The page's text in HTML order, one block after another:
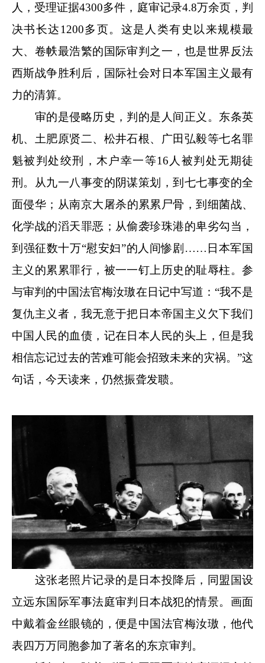
人，受理证据4300多件，庭审记录4.8万余页，判
决书长达1200多页。这是人类有史以来规模最
大、卷帙最浩繁的国际审判之一，也是世界反法
西斯战争胜利后，国际社会对日本军国主义最有
力的清算。
审的是侵略历史，判的是人间正义。东条英
机、土肥原贤二、松井石根、广田弘毅等七名罪
魁被判处绞刑，木户幸一等16人被判处无期徒
刑。从九一八事变的阴谋策划，到七七事变的全
面侵华；从南京大屠杀的累累尸骨，到细菌战、
化学战的滔天罪恶；从偷袭珍珠港的卑劣勾当，
到强征数十万“慰安妇”的人间惨剧……日本军国
主义的累累罪行，被一一钉上历史的耻辱柱。参
与审判的中国法官梅汝璈在日记中写道：“我不是
复仇主义者，我无意于把日本帝国主义欠下我们
中国人民的血债，记在日本人民的头上，但是我
相信忘记过去的苦难可能会招致未来的灾祸。”这
句话，今天读来，仍然振聋发聩。
这张老照片记录的是日本投降后，同盟国设
立远东国际军事法庭审判日本战犯的情景。画面
中戴着金丝眼镜的，便是中国法官梅汝璈，他代
表四万万同胞参加了著名的东京审判。